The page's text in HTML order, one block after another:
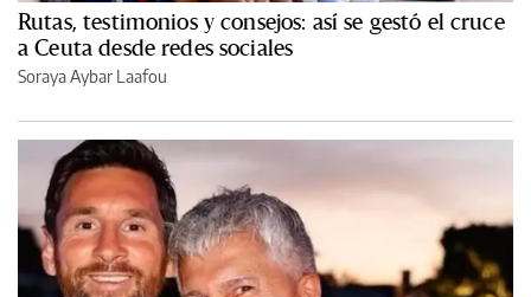
Rutas, testimonios y consejos: así se gestó el cruce
a Ceuta desde redes sociales
Soraya Aybar Laafou